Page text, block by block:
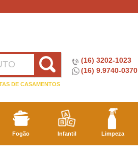
DE CASAMENTOS
(16) 3202-1023
(16) 9.9740-0370
Fogão Infantil Limpeza